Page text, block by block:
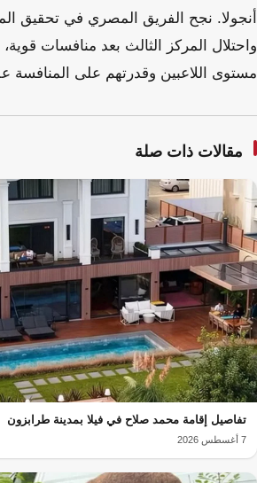
أنجولا. نجح الفريق المصري في تحقيق
واحتلال المركز الثالث بعد منافسات
مستوى اللاعبين وقدرتهم على المنافسة
مقالات ذات صلة
تفاصيل إقامة محمد صلاح في فيلا بمدينة طرابزون
7 أغسطس 2026